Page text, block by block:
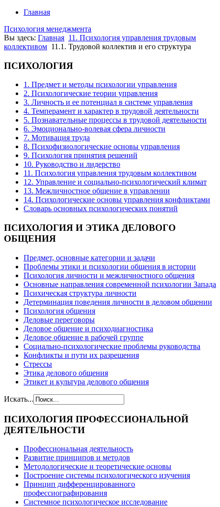
Главная
Психология менеджмента
Вы здесь: Главная 11. Психология управления трудовым
коллективом 11.1. Трудовой коллектив и его структура
ПСИХОЛОГИЯ
1. Предмет и методы психологии управления
2. Психологические теории управления
3. Личность и ее потенциал в системе управления
4. Темперамент и характер в трудовой деятельности
5. Познавательные процессы в трудовой деятельности
6. Эмоционально-волевая сфера личности
7. Мотивация труда
8. Психофизиологические основы управления
9. Психология принятия решений
10. Руководство и лидерство
11. Психология управления трудовым коллективом
12. Управление и социально-психологический климат
13. Межличностное общение в управлении
14. Психологические основы управления конфликтами
Словарь основных психологических понятий
ПСИХОЛОГИЯ И ЭТИКА ДЕЛОВОГО
ОБЩЕНИЯ
Предмет, основные категории и задачи
Проблемы этики и психологии общения в истории
Психология личности и межличностного общения
Основные направления современной психологии Запада
Психическая структура личности
Детерминация поведения личности в деловом общении
Психология общения
Деловые переговоры
Деловое общение и психодиагностика
Деловое общение в рабочей группе
Cоциально-психологические проблемы руководства
Конфликты и пути их разрешения
Стрессы
Этика делового общения
Этикет и культура делового общения
Искать...
ПСИХОЛОГИЯ ПРОФЕССИОНАЛЬНОЙ
ДЕЯТЕЛЬНОСТИ
Профессиональная деятельность
Развитие принципов и методов
Методологические и теоретические основы
Построение системы психологического изучения
Принцип дифференцированного
профессиографирования
Системное психологическое исследование